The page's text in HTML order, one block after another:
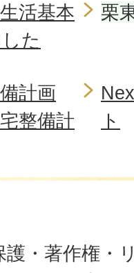
活基本
た
栗
計画
整備計
ト
護・著作権・